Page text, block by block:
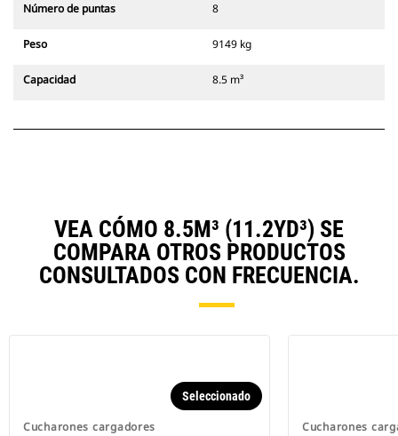
Número de puntas 8
Peso 9149 kg
Capacidad 8.5 m³
VEA CÓMO 8.5M³ (11.2YD³) SE
COMPARA OTROS PRODUCTOS
CONSULTADOS CON FRECUENCIA.
Cucharones cargadores
Seleccionado
Cucharones